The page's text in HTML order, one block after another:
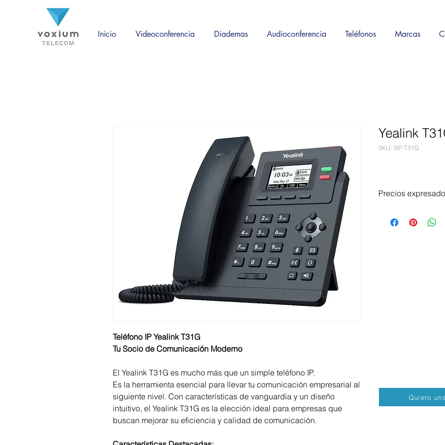
Inicio Videoconferencia Diademas Audioconferencia Teléfonos Marcas
Teléfono IP Yealink T31G
Tu Socio de Comunicación Moderno
El Yealink T31G es mucho más que un simple teléfono IP.
Es la herramienta esencial para llevar tu comunicación empresarial al
siguiente nivel. Con características de vanguardia y un diseño
intuitivo, el Yealink T31G es la elección ideal para empresas que
buscan mejorar su eficiencia y calidad de comunicación.
Yealink
SKU: SIP-T31G
Precios
Por favor ponte en
Quiero